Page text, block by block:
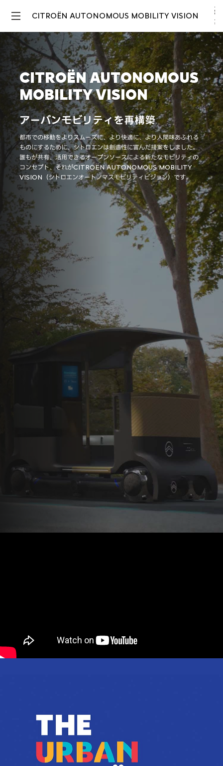
CITROËN AUTONOMOUS MOBILITY VISION
CITROËN AUTONOMOUS
MOBILITY VISION
アーバンモビリティを再構築
都市での移動をよりスムーズに、より快適に、より人間味あふれる
ものにするために、シトロエンは創造性に富んだ提案をしました。
誰もが共有、活用できるオープンソースによる新たなモビリティの
コンセプト、それがCITROËN AUTONOMOUS MOBILITY
VISION（シトロエンオートノマスモビリティビジョン）です。